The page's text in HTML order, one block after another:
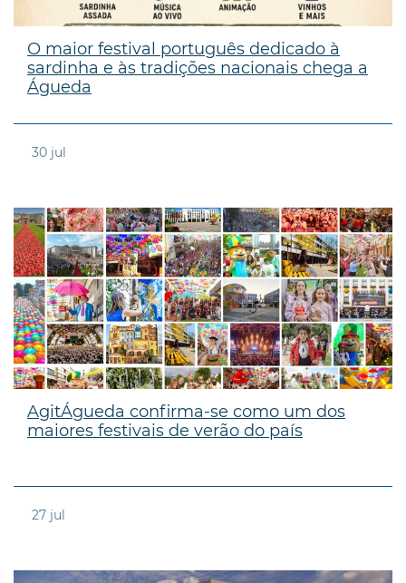
O maior festival português dedicado à
sardinha e às tradições nacionais chega a
Águeda
30 jul
AgitÁgueda confirma-se como um dos
maiores festivais de verão do país
27 jul